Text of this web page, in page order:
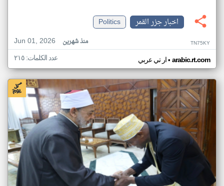
اخبار جزر القمر
Politics
Jun 01, 2026
منذ شهرين TN75KY
ار تي عربي• arabic.rt.com عدد الكلمات: ٢١٥